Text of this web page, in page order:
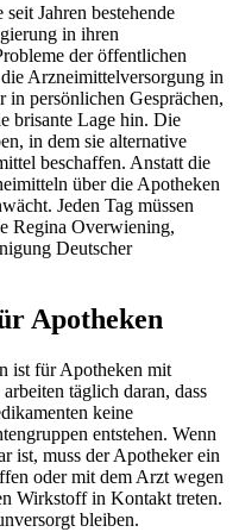
Jahren bestehende
in ihren
der öffentlichen
Arzneimittelversorgung in
persönlichen Gesprächen,
brisante Lage hin. Die
in dem sie alternative
beschaffen. Anstatt die
über die Apotheken
Jeden Tag müssen
Regina Overwiening,
Deutscher
Apotheken
ist für Apotheken mit
täglich daran, dass
keine
entstehen. Wenn
ist, muss der Apotheker ein
oder mit dem Arzt wegen
Wirkstoff in Kontakt treten.
bleiben.